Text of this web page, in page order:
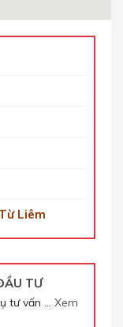
Liêm
TƯ
tư vấn … Xem